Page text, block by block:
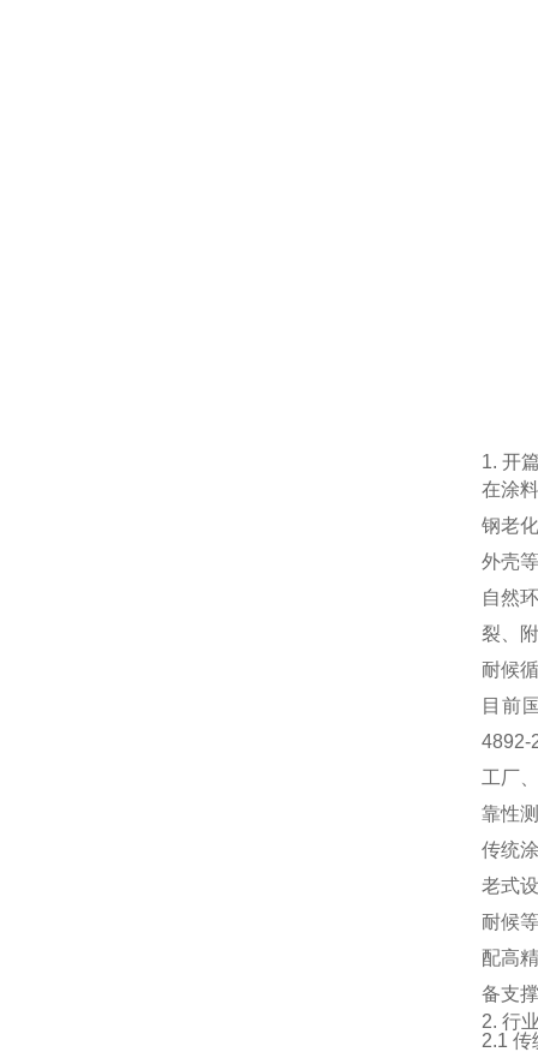
1. 开
在涂
钢老
外壳
自然
裂、
耐候
目前
4892-
工厂
靠性
传统
老式
耐候
配高
备支
2. 行
2.1 传